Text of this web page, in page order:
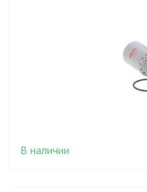
В наличии